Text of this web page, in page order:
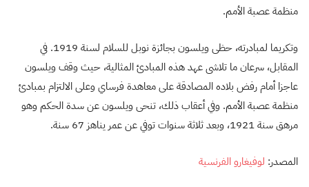
منظمة عصبة الأمم.
وتكريما لمبادرته، حظى ويلسون بجائزة نوبل للسلام لسنة 1919. في
المقابل، سرعان ما تلاشى عهد هذه المبادئ المثالية، حيث وقف ويلسون
عاجزا أمام رفض بلاده المصادقة على معاهدة فرساي وعلى الالتزام بمبادئ
منظمة عصبة الأمم. وفي أعقاب ذلك، تنحى ويلسون عن سدة الحكم وهو
مرهق سنة 1921، وبعد ثلاثة سنوات توفي عن عمر يناهز 67 سنة.
المصدر: لوفيغارو الفرنسية